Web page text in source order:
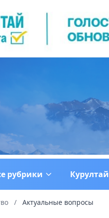
рубрики Курултай
/ Актуальные вопросы